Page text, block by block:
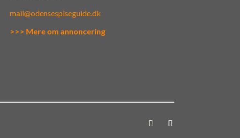
mail@odensespiseguide.dk
>>> Mere om annoncering